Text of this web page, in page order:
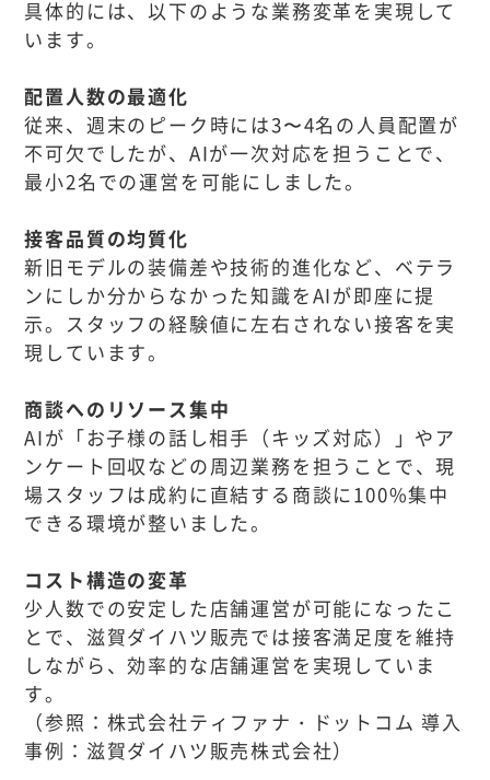
具体的には、以下のような業務変革を実現して
います。
配置人数の最適化
従来、週末のピーク時には3〜4名の人員配置が
不可欠でしたが、AIが一次対応を担うことで、
最小2名での運営を可能にしました。
接客品質の均質化
新旧モデルの装備差や技術的進化など、ベテラ
ンにしか分からなかった知識をAIが即座に提
示。スタッフの経験値に左右されない接客を実
現しています。
商談へのリソース集中
AIが「お子様の話し相手（キッズ対応）」やア
ンケート回収などの周辺業務を担うことで、現
場スタッフは成約に直結する商談に100%集中
できる環境が整いました。
コスト構造の変革
少人数での安定した店舗運営が可能になったこ
とで、滋賀ダイハツ販売では接客満足度を維持
しながら、効率的な店舗運営を実現していま
す。
（参照：株式会社ティファナ・ドットコム 導入
事例：滋賀ダイハツ販売株式会社）